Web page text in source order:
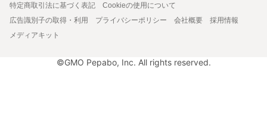
特定商取引法に基づく表記
Cookieの使用について
広告識別子の取得・利用
プライバシーポリシー 会社概要
採用情報
メディアキット
©GMO Pepabo, Inc. All rights reserved.